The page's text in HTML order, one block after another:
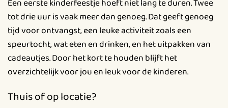
tot drie uur is vaak meer dan genoeg. Dat geeft genoeg
tijd voor ontvangst, een leuke activiteit zoals een
speurtocht, wat eten en drinken, en het uitpakken van
cadeautjes. Door het kort te houden blijft het
overzichtelijk voor jou en leuk voor de kinderen.
Thuis of op locatie?